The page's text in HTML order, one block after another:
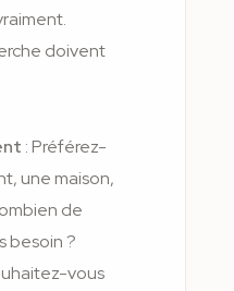
doivent
: Préférez-
une maison,
de
besoin ?
vous